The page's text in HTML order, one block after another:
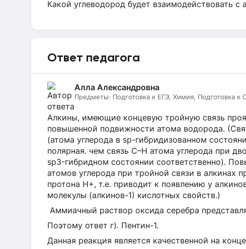
Какой углеводород будет взаимодействовать
Ответ педагога
Алла Александровна
Предметы: Подготовка к ЕГЭ, Химия, Подготовка к
Алкины, имеющие концевую тройную связь
повышенной подвижности атома водорода.
(атома углерода в sp-гибридизованном
полярная. чем связь С–Н атома углерода при
sp3-гибридном состоянии соответственно).
атомов углерода при тройной связи в алкинах
протона Н+, т.е. приводит к появлению у
молекулы (алкинов-1) кислотных свойств.)
Аммиачный раствор оксида серебра
Поэтому ответ г). Пентин-1.
Данная реакция является качественной на